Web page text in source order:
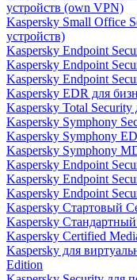
устройств (own VPN)
Kaspersky Small Office
устройств)
Kaspersky Endpoint
Kaspersky Endpoint
Kaspersky Endpoint
Kaspersky EDR для
Kaspersky Total Security
Kaspersky Symphony
Kaspersky Symphony
Kaspersky Symphony
Kaspersky Endpoint
Kaspersky Endpoint
Kaspersky Endpoint
Kaspersky Стартовый
Kaspersky
Kaspersky Certified
Kaspersky для
Edition